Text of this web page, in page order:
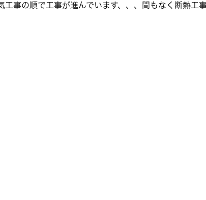
事の順で工事が進んでいます、、、間もなく断熱工